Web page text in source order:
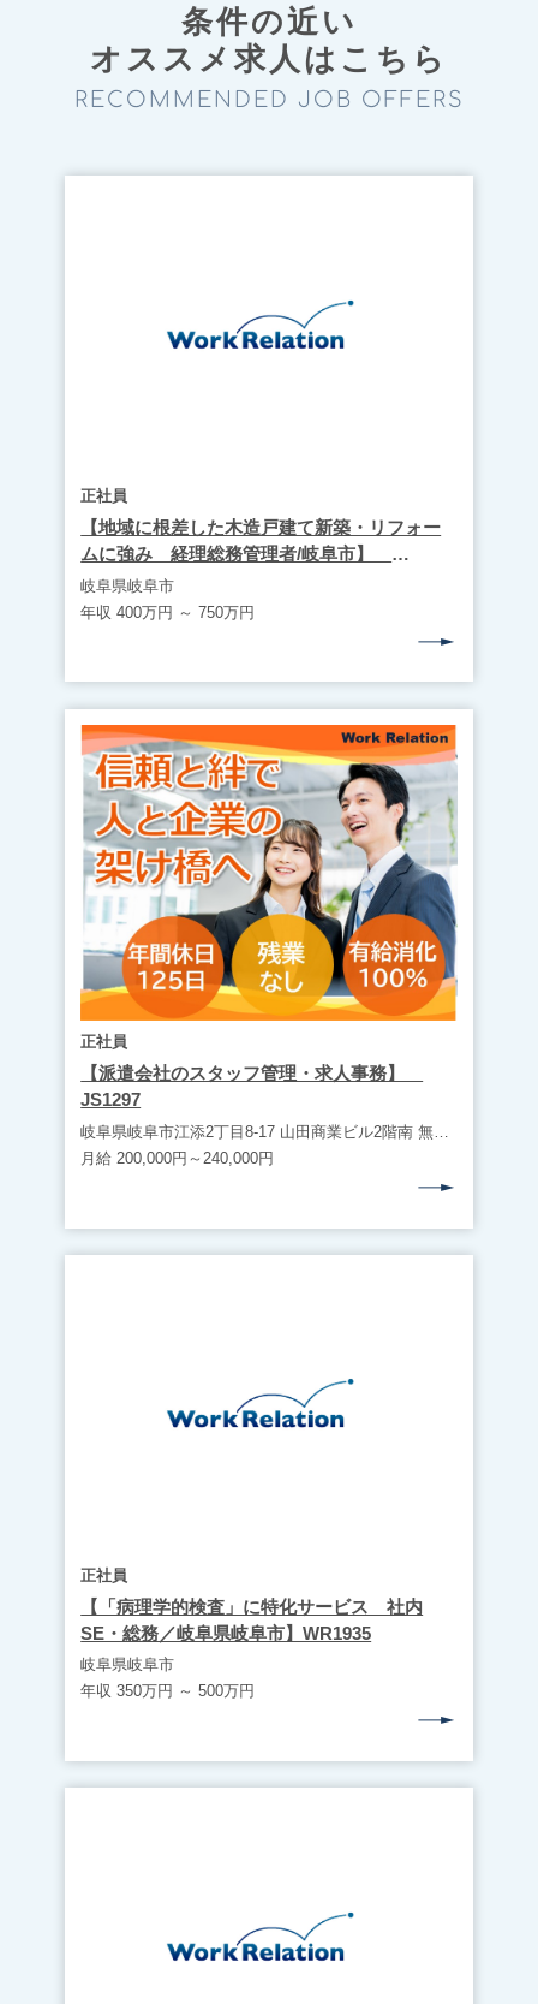
条件の近い
オススメ求⼈はこちら
RECOMMENDED JOB OFFERS
正社員
【地域に根差した木造戸建て新築・リフォー
ムに強み 経理総務管理者/岐阜市】
WR1936
岐阜県岐阜市
年収 400万円 ～ 750万円
正社員
【派遣会社のスタッフ管理・求人事務】
JS1297
岐阜県岐阜市江添2丁目8-17 山田商業ビル2階南 無料駐車場完備（マイカー通勤可） ・JR西岐阜駅（車10分） ・JR岐阜駅（車15分）
月給 200,000円～240,000円
正社員
【「病理学的検査」に特化サービス 社内
SE・総務／岐阜県岐阜市】WR1935
岐阜県岐阜市
年収 350万円 ～ 500万円